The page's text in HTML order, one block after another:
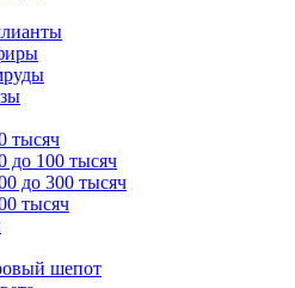
тысяч
до 100 тысяч
до 300 тысяч
тысяч
шепот